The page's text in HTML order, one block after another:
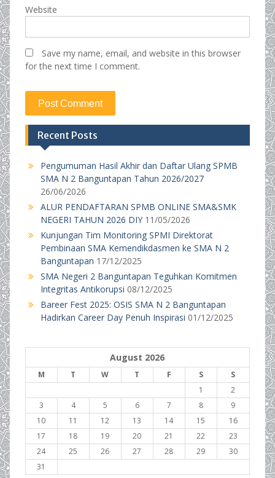
Website
Save my name, email, and website in this browser
for the next time I comment.
Recent Posts
Pengumuman Hasil Akhir dan Daftar Ulang SPMB
SMA N 2 Banguntapan Tahun 2026/2027
26/06/2026
ALUR PENDAFTARAN SPMB ONLINE SMA&SMK
NEGERI TAHUN 2026 DIY 11/05/2026
Kunjungan Tim Monitoring SPMI Direktorat
Pembinaan SMA Kemendikdasmen ke SMA N 2
Banguntapan 17/12/2025
SMA Negeri 2 Banguntapan Teguhkan Komitmen
Integritas Antikorupsi 08/12/2025
Bareer Fest 2025: OSIS SMA N 2 Banguntapan
Hadirkan Career Day Penuh Inspirasi 01/12/2025
August 2026
M T W T F S
S
1
2
3
4 5 6 7 8
9
10
11 12 13 14 15
16
17
18 19 20 21 22
23
24
25 26 27 28 29
30
31